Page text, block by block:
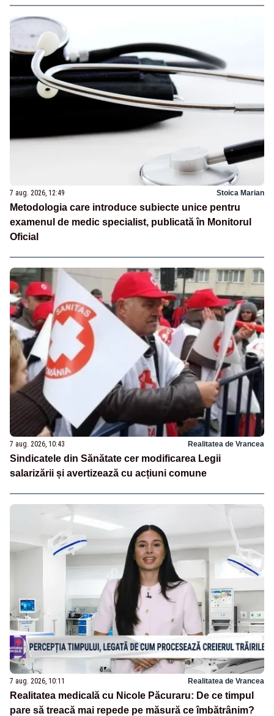
7 aug. 2026, 12:49 Stoica Marian
Metodologia care introduce subiecte unice pentru
examenul de medic specialist, publicată în Monitorul
Oficial
7 aug. 2026, 10:43 Realitatea de Vrancea
Sindicatele din Sănătate cer modificarea Legii
salarizării și avertizează cu acțiuni comune
7 aug. 2026, 10:11 Realitatea de Vrancea
Realitatea medicală cu Nicole Păcuraru: De ce timpul
pare să treacă mai repede pe măsură ce îmbătrânim?